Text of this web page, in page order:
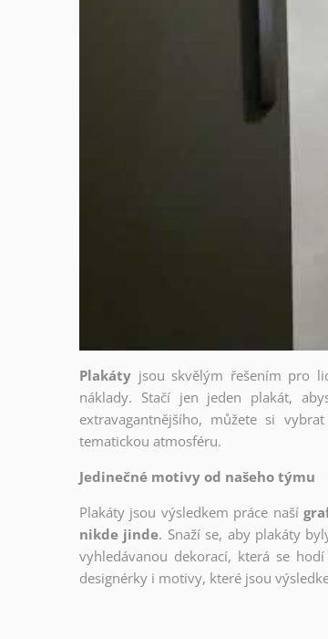
Plakáty jsou skvělým řešením pro
náklady. Stačí jen jeden plakát,
extravagantnějšího, můžete si
tematickou atmosféru.
Jedinečné motivy od našeho týmu
Plakáty jsou výsledkem práce naší
nikde jinde. Snaží se, aby plakáty
vyhledávanou dekorací, která se
designérky i motivy, které jsou